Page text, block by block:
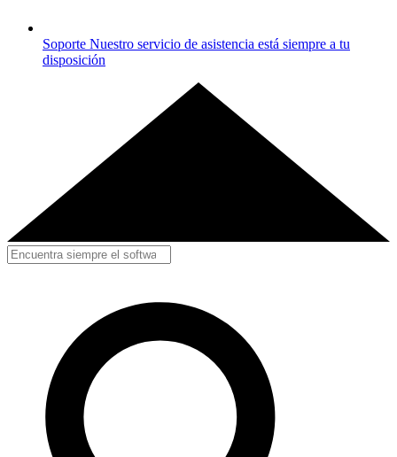
Soporte Nuestro servicio de asistencia está siempre a tu
disposición